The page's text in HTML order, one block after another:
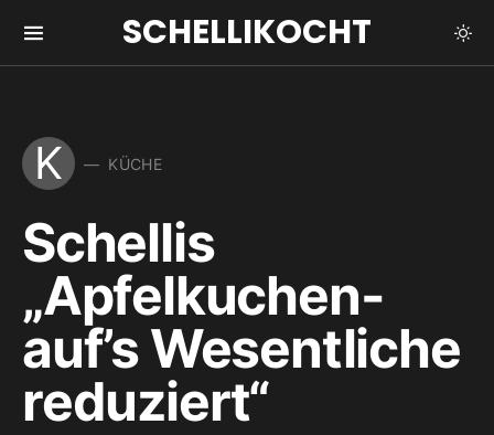
SCHELLIKOCHT
K KÜCHE
Schellis
„Apfelkuchen-
auf’s Wesentliche
reduziert“